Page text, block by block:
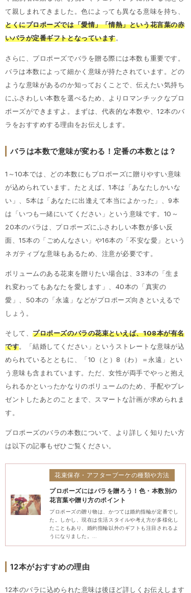
て親しまれてきました。色によっても異なる意味を持ち、
とくにプロポーズでは「愛情」「情熱」という花言葉の赤
いバラが定番ギフトとなっています。
さらに、プロポーズでバラを贈る際には本数も重要です。
バラは本数によって細かく意味が持たされています。どの
ような意味があるのか知っておくことで、伝えたい気持ち
にふさわしい本数を選べるため、よりロマンチックなプロ
ポーズができますよ。まずは、代表的な本数や、12本のバ
ラをおすすめする理由をお伝えします。
バラは本数で意味が変わる！定番の本数とは？
1～10本では、どの本数にもプロポーズに贈りやすい意味
が込められています。たとえば、1本は「あなたしかいな
い」、5本は「あなたに出逢えて本当によかった」、9本
は「いつも一緒にいてください」という意味です。10～
20本のバラは、プロポーズにふさわしい本数が多い反
面、15本の「ごめんなさい」や16本の「不安な愛」という
ネガティブな意味もあるため、注意が必要です。
ボリュームのある花束を贈りたい場合は、33本の「生ま
れ変わってもあなたを愛します」、40本の「真実の
愛」、50本の「永遠」などがプロポーズ向きといえるで
しょう。
そして、プロポーズのバラの花束といえば、108本が有名
です。「結婚してください」というストレートな意味が込
められているとともに、「10（と）8（わ）＝永遠」とい
う意味も含まれています。ただ、女性が両手でやっと抱え
られるかといったかなりのボリュームのため、手配やプレ
ゼントしたあとのことまで、スマートな計画が求められま
す。
プロポーズのバラの本数について、より詳しく知りたい方
は以下の記事もぜひご覧ください。
花束保存・アフターブーケの種類や方法
プロポーズにはバラを贈ろう！色・本数別の
花言葉や贈り方のポイント
プロポーズの贈り物は、かつては婚約指輪が定番でし
た。しかし、現在は生活スタイルや考え方が多様化し
たこともあり、婚約指輪以外のギフトも注目されるよ
うになりました。…
12本がおすすめの理由
12本のバラに込められた意味は後ほど詳しくお伝えします